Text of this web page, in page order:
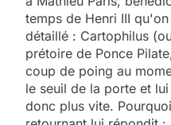
temps de Henri III
détaillé : Cartophilus
prétoire de Ponce
coup de poing au
le seuil de la porte et
donc plus vite.